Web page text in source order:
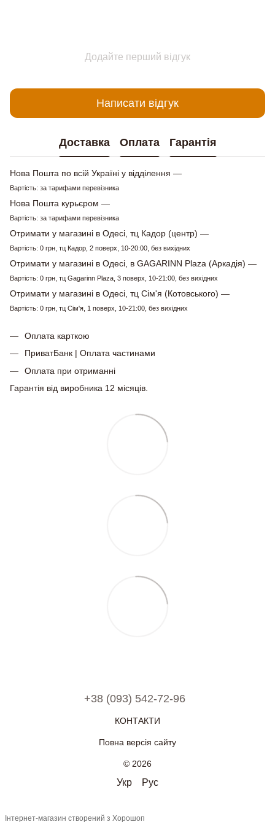
Додайте перший відгук
Написати відгук
Доставка Оплата Гарантія
Нова Пошта по всій Україні у відділення —
Вартість: за тарифами перевізника
Нова Пошта курьєром —
Вартість: за тарифами перевізника
Отримати у магазині в Одесі, тц Кадор (центр) —
Вартість: 0 грн, тц Кадор, 2 поверх, 10-20:00, без вихідних
Отримати у магазині в Одесі, в GAGARINN Plaza (Аркадія) —
Вартість: 0 грн, тц Gagarinn Plaza, 3 поверх, 10-21:00, без вихідних
Отримати у магазині в Одесі, тц Сім'я (Котовського) —
Вартість: 0 грн, тц Сім'я, 1 поверх, 10-21:00, без вихідних
Оплата карткою
ПриватБанк | Оплата частинами
Оплата при отриманні
Гарантія від виробника 12 місяців.
+38 (093) 542-72-96
КОНТАКТИ
Повна версія сайту
© 2026
Укр Рус
Інтернет-магазин створений з Хорошоп